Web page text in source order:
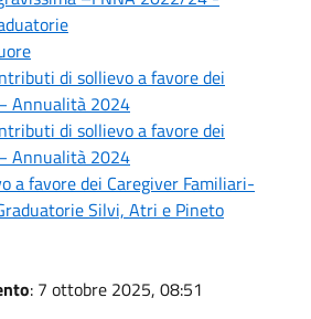
di sollievo a favore dei
Annualità 2024
di sollievo a favore dei
Annualità 2024
a favore dei Caregiver Familiari-
Silvi, Atri e Pineto
: 7 ottobre 2025, 08:51